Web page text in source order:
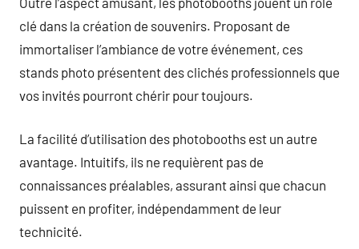
clé dans la création de souvenirs. Proposant de
immortaliser l’ambiance de votre événement, ces
stands photo présentent des clichés professionnels que
vos invités pourront chérir pour toujours.
La facilité d’utilisation des photobooths est un autre
avantage. Intuitifs, ils ne requièrent pas de
connaissances préalables, assurant ainsi que chacun
puissent en profiter, indépendamment de leur
technicité.